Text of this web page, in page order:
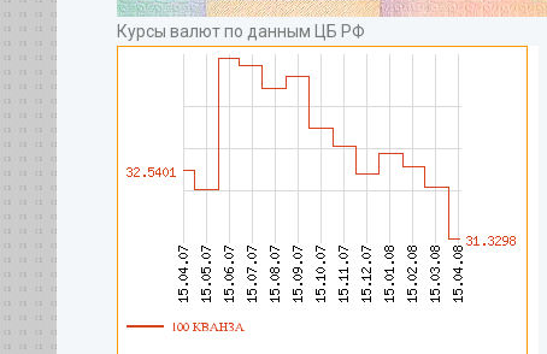
Курсы валют по данным ЦБ РФ